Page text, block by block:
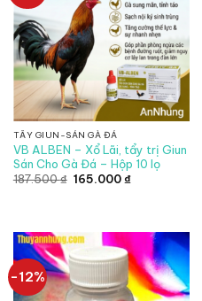
TẨY GIUN-SÁN GÀ ĐÁ
VB ALBEN – Xổ Lãi, tẩy trị Giun
Sán Cho Gà Đá – Hộp 10 lọ
187.500₫ Giá
165.000₫Giá
-12%